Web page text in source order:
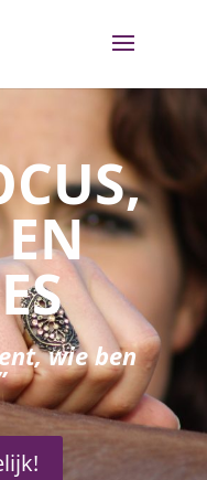
wie ben